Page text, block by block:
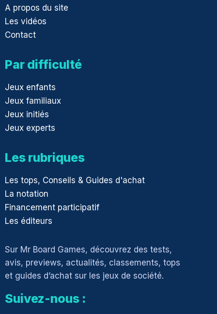
A propos du site
Les vidéos
Contact
Par difficulté
Jeux enfants
Jeux familiaux
Jeux initiés
Jeux experts
Les rubriques
Les tops, Conseils & Guides d'achat
La notation
Financement participatif
Les éditeurs
Sur Mr Board Games, découvrez des tests,
avis, previews, actualités, classements, tops
et guides d’achat sur les jeux de société.
Suivez-nous :